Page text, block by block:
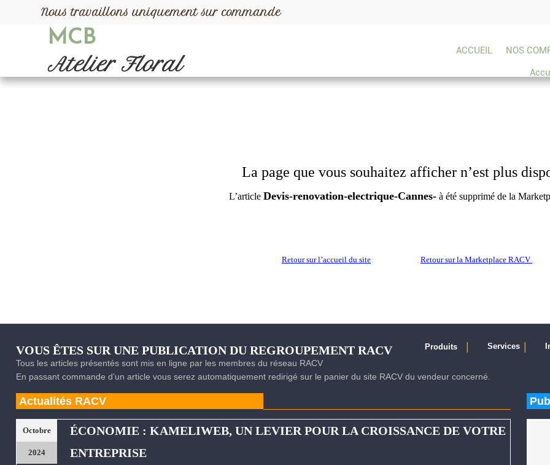
Nous travaillons uniquement sur commande
MCB
Atelier Floral
ACCUEIL NOS
La page que vous souhaitez afficher n’est plus
L’article Devis-renovation-electrique-Cannes-à été supprimé de la
Retour sur l’accueil du site Retour sur la Marketplace RACV
VOUS ÊTES SUR UNE PUBLICATION DU REGROUPEMENT RACV Produits Services
Tous les articles présentés sont mis en ligne par les membres du réseau RACV
En passant commande d’un article vous serez automatiquement redirigé sur le panier du site RACV du vendeur concerné.
Actualités RACV
Octobre
2024
ÉCONOMIE : KAMELIWEB, UN LEVIER POUR LA CROISSANCE DE VOTRE
ENTREPRISE